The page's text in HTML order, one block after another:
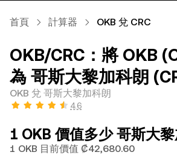
首頁 計算器 OKB 兌 CRC
OKB/CRC：將 OKB
為 哥斯大黎加科朗
OKB 兌 哥斯大黎加科朗
4.6
1 OKB 價值多少 哥斯大
1 OKB 目前價值 ₡42,680.60